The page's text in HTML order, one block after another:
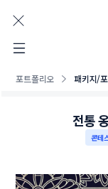
포트폴리오 패키지/
전통
콘테